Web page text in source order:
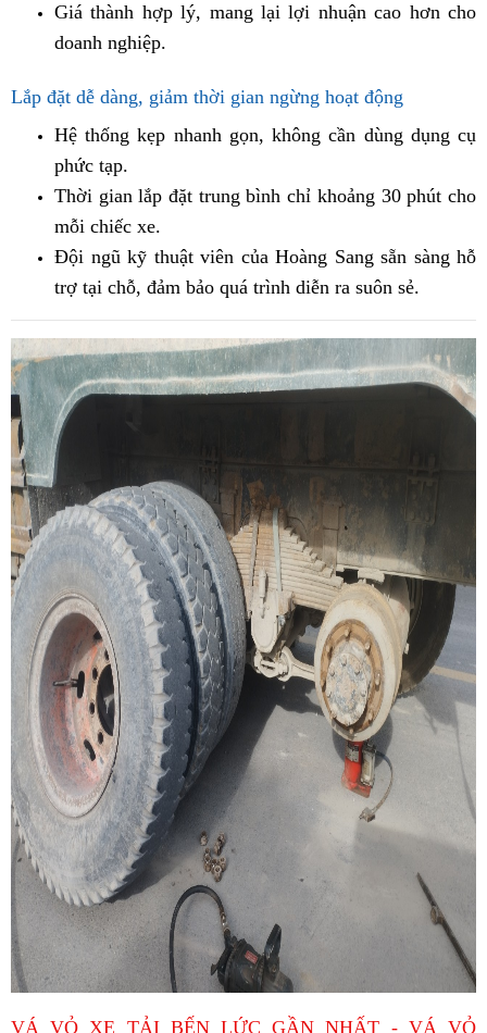
Giá thành hợp lý, mang lại lợi nhuận cao hơn cho
doanh nghiệp.
Lắp đặt dễ dàng, giảm thời gian ngừng hoạt động
Hệ thống kẹp nhanh gọn, không cần dùng dụng cụ
phức tạp.
Thời gian lắp đặt trung bình chỉ khoảng 30 phút cho
mỗi chiếc xe.
Đội ngũ kỹ thuật viên của Hoàng Sang sẵn sàng hỗ
trợ tại chỗ, đảm bảo quá trình diễn ra suôn sẻ.
VÁ VỎ XE TẢI BẾN LỨC GẦN NHẤT - VÁ VỎ